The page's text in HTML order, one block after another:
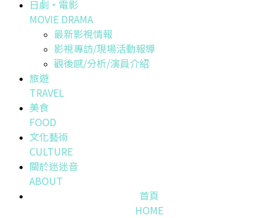
日劇・電影
MOVIE DRAMA
最新影視情報
影視專訪/現場活動報導
觀後感/分析/演員介紹
旅遊
TRAVEL
美食
FOOD
文化藝術
CULTURE
關於迷迷音
ABOUT
首頁
HOME